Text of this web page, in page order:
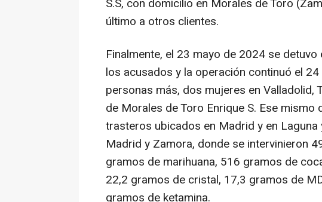
S.S, con domicilio en Morales de Toro
último a otros clientes.
Finalmente, el 23 mayo de 2024 se
los acusados y la operación continuó el
personas más, dos mujeres en Valladolid,
de Morales de Toro Enrique S. Ese
trasteros ubicados en Madrid y en
Madrid y Zamora, donde se intervinieron
gramos de marihuana, 516 gramos de
22,2 gramos de cristal, 17,3 gramos de
gramos de ketamina.